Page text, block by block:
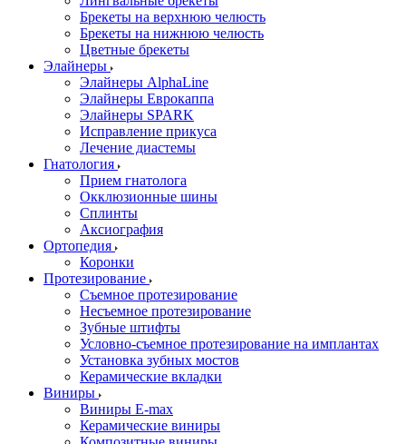
Брекеты на верхнюю челюсть
Брекеты на нижнюю челюсть
Цветные брекеты
Элайнеры
Элайнеры AlphaLine
Элайнеры Еврокаппа
Элайнеры SPARK
Исправление прикуса
Лечение диастемы
Гнатология
Прием гнатолога
Окклюзионные шины
Сплинты
Аксиография
Ортопедия
Коронки
Протезирование
Съемное протезирование
Несъемное протезирование
Зубные штифты
Условно-съемное протезирование на имплантах
Установка зубных мостов
Керамические вкладки
Виниры
Виниры E-max
Керамические виниры